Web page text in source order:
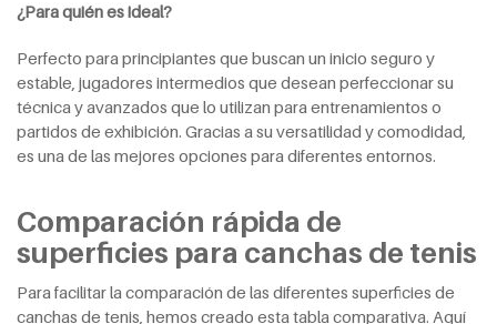
¿Para quién es ideal?
Perfecto para principiantes que buscan un inicio seguro y
estable, jugadores intermedios que desean perfeccionar su
técnica y avanzados que lo utilizan para entrenamientos o
partidos de exhibición. Gracias a su versatilidad y comodidad,
es una de las mejores opciones para diferentes entornos.
Comparación rápida de
superficies para canchas de tenis
Para facilitar la comparación de las diferentes superficies de
canchas de tenis, hemos creado esta tabla comparativa. Aquí